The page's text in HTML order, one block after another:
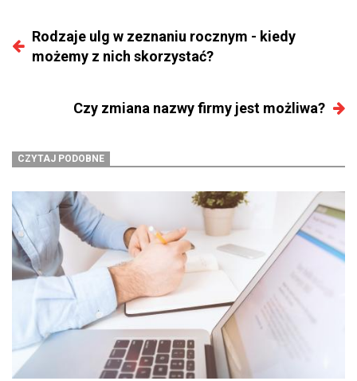
Rodzaje ulg w zeznaniu rocznym - kiedy
możemy z nich skorzystać?
Czy zmiana nazwy firmy jest możliwa?
CZYTAJ PODOBNE